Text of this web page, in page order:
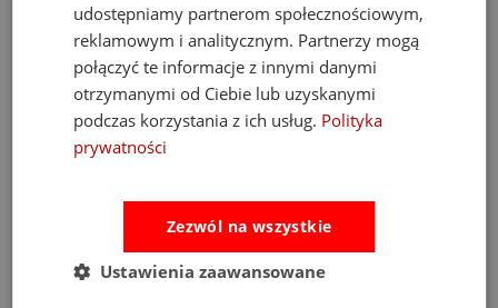
Ocena sklepu
4.93
Opinie, z których została wyliczona
średnia, są wystawione przez
zweryfikowanych klientów, którzy dokonali
zakupu w sklepie.
1
udostępniamy partnerom społecznościowym,
reklamowym i analitycznym. Partnerzy mogą
połączyć te informacje z innymi danymi
otrzymanymi od Ciebie lub uzyskanymi
podczas korzystania z ich usług. Polityka
prywatności
Zezwól na wszystkie
Ustawienia zaawansowane